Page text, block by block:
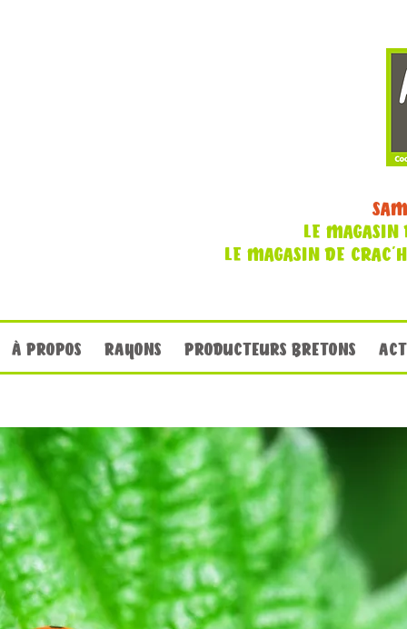
LE MAGASIN
LE MAGASIN DE
À PROPOS RAYONS PRODUCTEURS BRETONS